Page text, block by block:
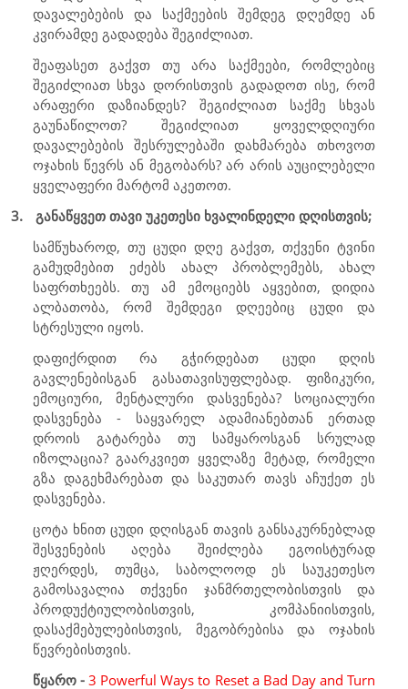
დავალებების და საქმეების შემდეგ დღემდე ან
კვირამდე გადადება შეგიძლიათ.
შეაფასეთ გაქვთ თუ არა საქმეები, რომლებიც
შეგიძლიათ სხვა დორისთვის გადადოთ ისე, რომ
არაფერი დაზიანდეს? შეგიძლიათ საქმე სხვას
გაუნაწილოთ? შეგიძლიათ ყოველდღიური
დავალებების შესრულებაში დახმარება თხოვოთ
ოჯახის წევრს ან მეგობარს? არ არის აუცილებელი
ყველაფერი მარტომ აკეთოთ.
3.
განაწყვეთ თავი უკეთესი ხვალინდელი დღისთვის;
სამწუხაროდ, თუ ცუდი დღე გაქვთ, თქვენი ტვინი
გამუდმებით ეძებს ახალ პრობლემებს, ახალ
საფრთხეებს. თუ ამ ემოციებს აყვებით, დიდია
ალბათობა, რომ შემდეგი დღეებიც ცუდი და
სტრესული იყოს.
დაფიქრდით რა გჭირდებათ ცუდი დღის
გავლენებისგან გასათავისუფლებად. ფიზიკური,
ემოციური, მენტალური დასვენება? სოციალური
დასვენება - საყვარელ ადამიანებთან ერთად
დროის გატარება თუ სამყაროსგან სრულად
იზოლაცია? გაარკვიეთ ყველაზე მეტად, რომელი
გზა დაგეხმარებათ და საკუთარ თავს აჩუქეთ ეს
დასვენება.
ცოტა ხნით ცუდი დღისგან თავის განსაკურნებლად
შესვენების აღება შეიძლება ეგოისტურად
ჟღერდეს, თუმცა, საბოლოოდ ეს საუკეთესო
გამოსავალია თქვენი ჯანმრთელობისთვის და
პროდუქტიულობისთვის, კომპანიისთვის,
დასაქმებულებისთვის, მეგობრებისა და ოჯახის
წევრებისთვის.
წყარო -3 Powerful Ways to Reset a Bad Day and Turn